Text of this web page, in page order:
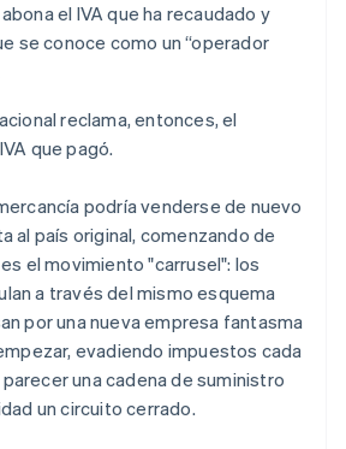
el IVA que ha recaudado y
se conoce como un “operador
reclama, entonces, el
que pagó.
podría venderse de nuevo
al país original, comenzando de
el movimiento "carrusel": los
a través del mismo esquema
por una nueva empresa fantasma
evadiendo impuestos cada
una cadena de suministro
un circuito cerrado.